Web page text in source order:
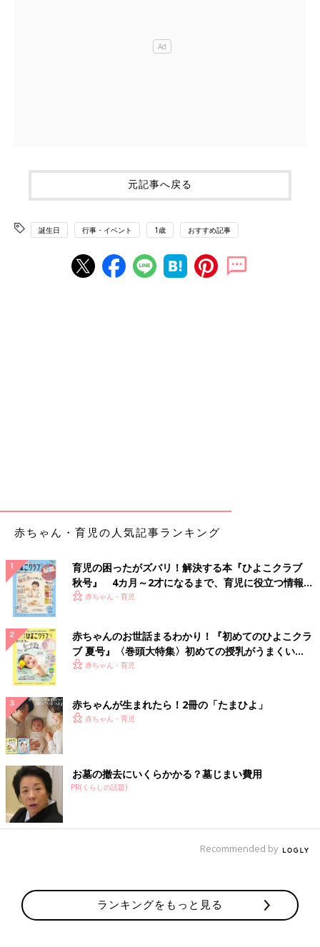
元記事へ戻る
誕生日 行事・イベント 1歳 おすすめ記事
赤ちゃん・育児の人気記事ランキング
育児の困ったがズバリ！解決する本『ひよこクラブ
秋号』 4カ月～2才になるまで、育児に役立つ情報が
いっぱい！
赤ちゃん・育児
赤ちゃんのお世話まるわかり！『初めてのひよこクラ
ブ 夏号』〈巻頭大特集〉初めての授乳がうまくい
く！ おっぱい・ミルクの基本と夏のトラブル 解決テ
赤ちゃん・育児
赤ちゃんが生まれたら！2冊の「たまひよ」
赤ちゃん・育児
お墓の撤去にいくらかかる？墓じまい費用
PR(くらしの話題)
Recommended by
ランキングをもっと見る